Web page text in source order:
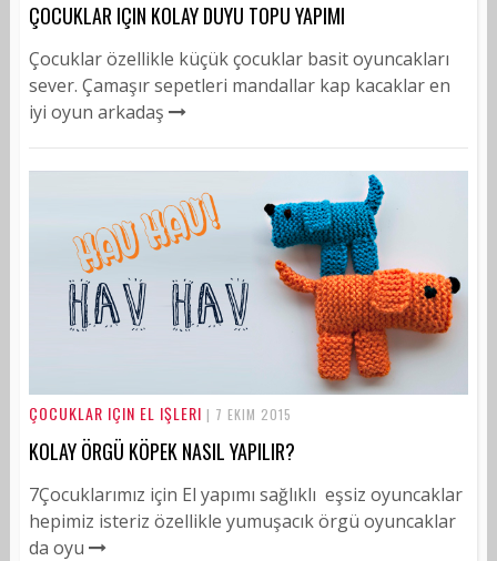
ÇOCUKLAR IÇIN KOLAY DUYU TOPU YAPIMI
Çocuklar özellikle küçük çocuklar basit oyuncakları
sever. Çamaşır sepetleri mandallar kap kacaklar en
iyi oyun arkadaş
ÇOCUKLAR IÇIN EL IŞLERI | 7 EKIM 2015
KOLAY ÖRGÜ KÖPEK NASIL YAPILIR?
7Çocuklarımız için El yapımı sağlıklı eşsiz oyuncaklar
hepimiz isteriz özellikle yumuşacık örgü oyuncaklar
da oyu